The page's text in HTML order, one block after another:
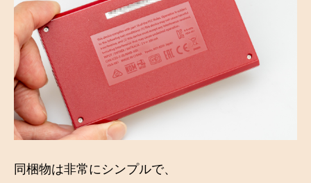
同梱物は非常にシンプルで、